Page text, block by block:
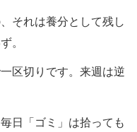
それは養分として残し
。
区切りです。来週は逆
日「ゴミ」は拾っても